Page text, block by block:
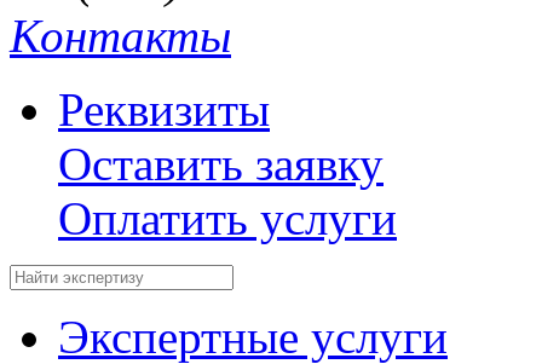
Контакты
Реквизиты
Оставить заявку
Оплатить услуги
Экспертные услуги